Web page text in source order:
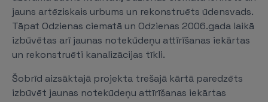
jauns artēziskais urbums un rekonstruēts ūdensvads.
Tāpat Odzienas ciematā un Odzienas 2006.gada laikā
izbūvētas arī jaunas notekūdeņu attīrīšanas iekārtas
un rekonstruēti kanalizācijas tīkli.
Šobrīd aizsāktajā projekta trešajā kārtā paredzēts
izbūvēt jaunas notekūdeņu attīrīšanas iekārtas